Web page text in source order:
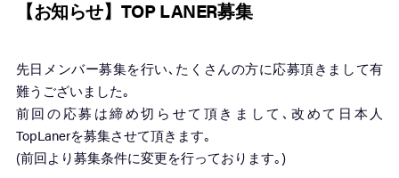
【お知らせ】TOP LANER募集
先日メンバー募集を行い､たくさんの方に応募頂きまして有
難うございました｡
前回の応募は締め切らせて頂きまして､改めて日本人
TopLanerを募集させて頂きます｡
(前回より募集条件に変更を行っております｡)